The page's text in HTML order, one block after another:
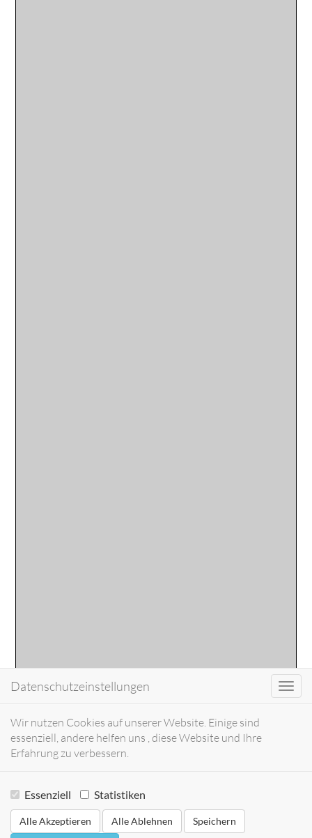
Datenschutzeinstellungen
Wir nutzen Cookies auf unserer Website. Einige sind
essenziell, andere helfen uns , diese Website und Ihre
Erfahrung zu verbessern.
Essenziell Statistiken
Alle Akzeptieren Alle Ablehnen
Speichern